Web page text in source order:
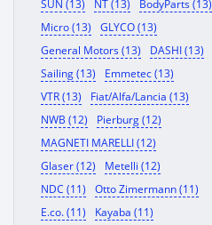
SUN (13)
NT (13)
BodyParts (13)
Micro (13)
GLYCO (13)
General Motors (13)
DASHI (13)
Sailing (13)
Emmetec (13)
VTR (13)
Fiat/Alfa/Lancia (13)
NWB (12)
Pierburg (12)
MAGNETI MARELLI (12)
Glaser (12)
Metelli (12)
NDC (11)
Otto Zimermann (11)
E.co. (11)
Kayaba (11)